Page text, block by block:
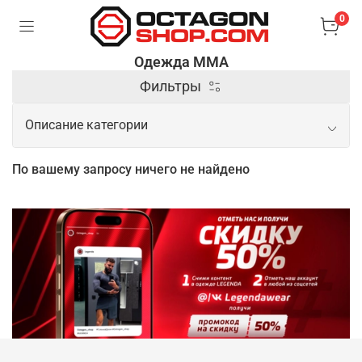
0
Одежда ММА
Фильтры
Описание категории
Профессиональная одежда для MMA
от проверенных брендов
Профессиональная одежда для MMA играет
ключевую роль в обеспечении безопасности и
комфорта бойца во время тренировок и
соревнований. Она разрабатывается с учетом
особенностей интенсивных физических нагрузок и
необходимости в максимальной свободе
движений. Материалы, которые используются при
По вашему запросу ничего не найдено